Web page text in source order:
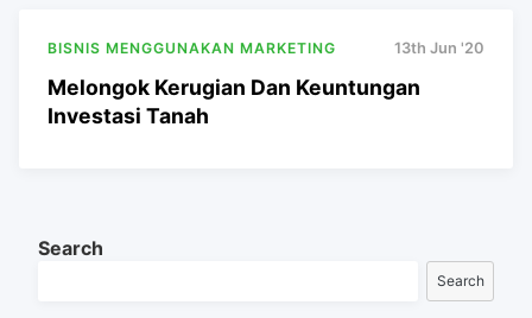
BISNIS MENGGUNAKAN MARKETING 13th Jun '20
Melongok Kerugian Dan Keuntungan
Investasi Tanah
Search
Search